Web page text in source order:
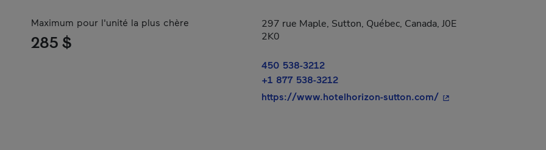
Maximum pour l'unité la plus chère
285 $
297 rue Maple, Sutton, Québec, Canada, J0E
2K0
450 538-3212
+1 877 538-3212
https://www.hotelhorizon-sutton.com/- Cet hyperlien